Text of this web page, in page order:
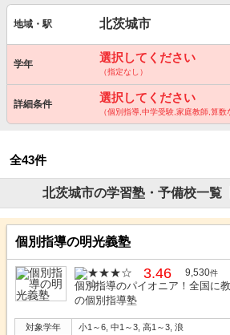
地域・駅 北茨城市
学年 選択してください
（指定なし）
詳細条件 選択してください
（個別指導,中学受験,家庭教師,算数
全43件
北茨城市の学習塾・予備校一覧
個別指導の明光義塾
3.46 9,530件
個別指導のパイオニア！全国に
の個別指導塾
対象学年
小1～6, 中1～3, 高1～3, 浪